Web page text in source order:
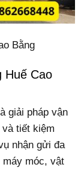
Bằng
Huế Cao
giải pháp vận
và tiết kiệm
nhận gửi đa
máy móc, vật